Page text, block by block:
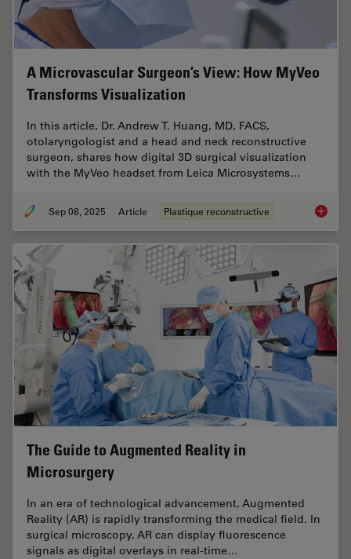
A Microvascular Surgeon’s View: How MyVeo
Transforms Visualization
In this article, Dr. Andrew T. Huang, MD, FACS,
otolaryngologist and a head and neck reconstructive
surgeon, shares how digital 3D surgical visualization
with the MyVeo headset from Leica Microsystems…
Sep 08, 2025 Article Plastique reconstructive A
The Guide to Augmented Reality in
Microsurgery
In an era of technological advancement, Augmented
Reality (AR) is rapidly transforming the medical field. In
surgical microscopy, AR can display fluorescence
signals as digital overlays in real-time…